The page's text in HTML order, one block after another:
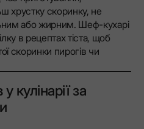
хрустку скоринку, не
або жирним. Шеф-кухарі
в рецептах тіста, щоб
скоринки пирогів чи
кулінарії за